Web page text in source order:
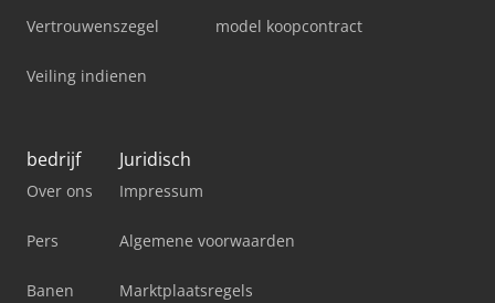
Vertrouwenszegel
Veiling indienen
model koopcontract
bedrijf
Over ons
Pers
Banen
Juridisch
Impressum
Algemene voorwaarden
Marktplaatsregels